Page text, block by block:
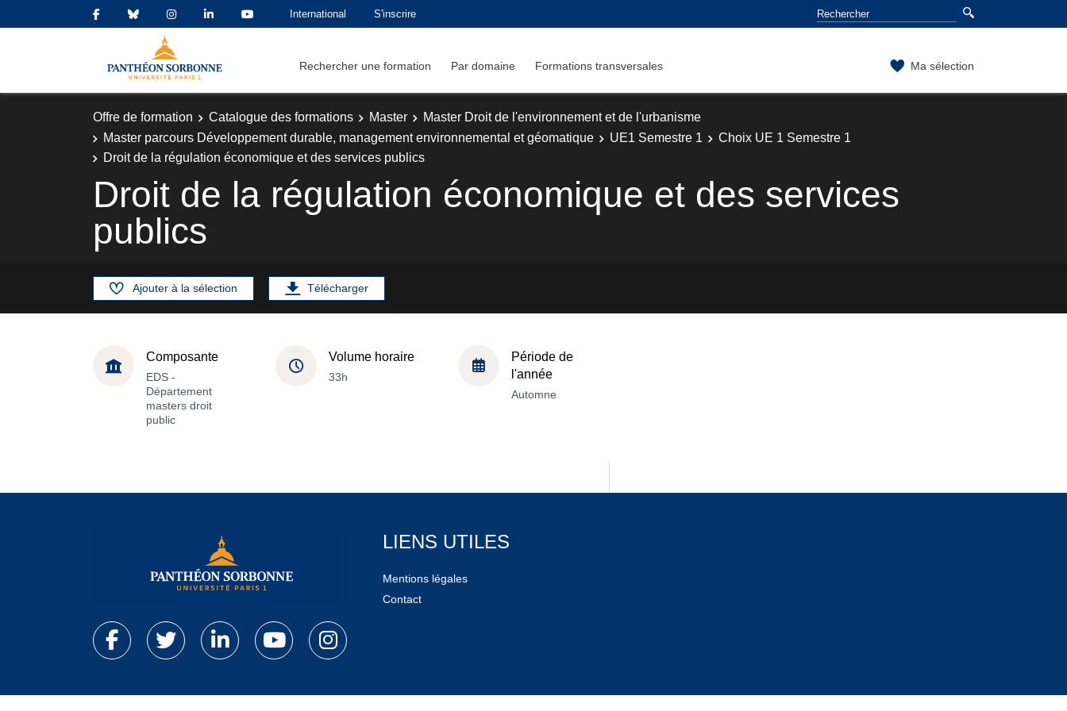
International S'inscrire
Rechercher une formation Par domaine Formations transversales Ma sélection
Offre de formation Catalogue des formations Master
Master Droit de l'environnement et de l'urbanisme
Master parcours Développement durable, management environnemental et géomatique
UE1 Semestre 1
Choix UE 1 Semestre 1
Droit de la régulation économique et des services publics
Droit de la régulation économique et des services
publics
Ajouter à la sélection Télécharger
Composante
EDS -
Département
masters droit
public
Volume horaire
33h
Période de
l'année
Automne
LIENS UTILES
Mentions légales
Contact